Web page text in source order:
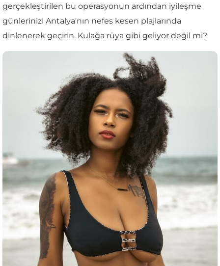
gerçekleştirilen bu operasyonun ardından iyileşme
günlerinizi Antalya'nın nefes kesen plajlarında
dinlenerek geçirin. Kulağa rüya gibi geliyor değil mi?